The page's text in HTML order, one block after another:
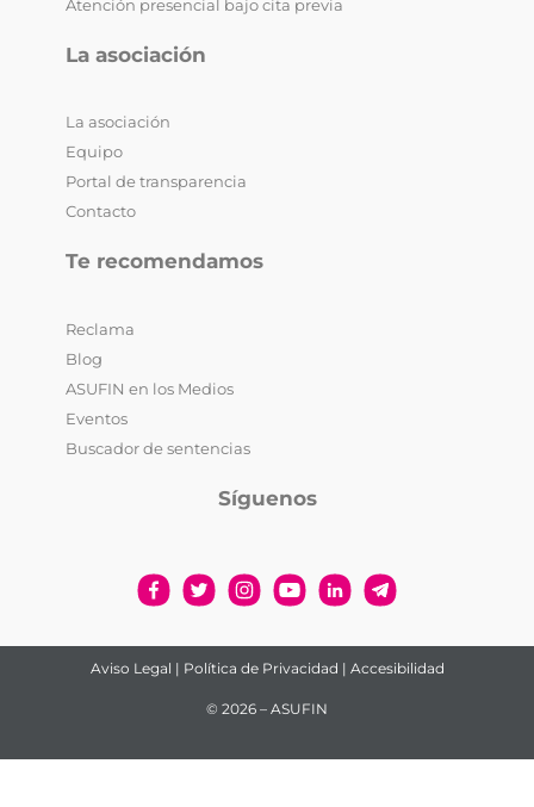
Atención presencial bajo cita previa
La asociación
La asociación
Equipo
Portal de transparencia
Contacto
Te recomendamos
Reclama
Blog
ASUFIN en los Medios
Eventos
Buscador de sentencias
Síguenos
Aviso Legal | Política de Privacidad | Accesibilidad
© 2026 – ASUFIN